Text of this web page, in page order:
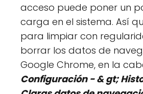
acceso puede poner un
carga en el sistema. Así
para limpiar con
borrar los datos de
Google Chrome, en la
Configuración - & gt;